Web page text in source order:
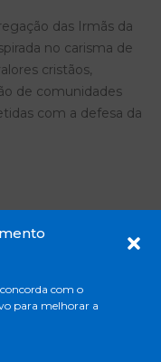
com o
para melhorar a
das Irmãs da
no carisma de
cristãos,
de comunidades
com a defesa da